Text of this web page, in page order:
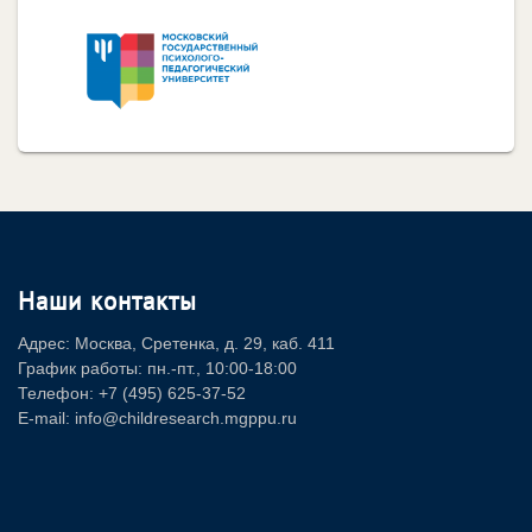
Наши контакты
Адрес: Москва, Сретенка, д. 29, каб. 411
График работы: пн.-пт., 10:00-18:00
Телефон: +7 (495) 625-37-52
E-mail: info@childresearch.mgppu.ru